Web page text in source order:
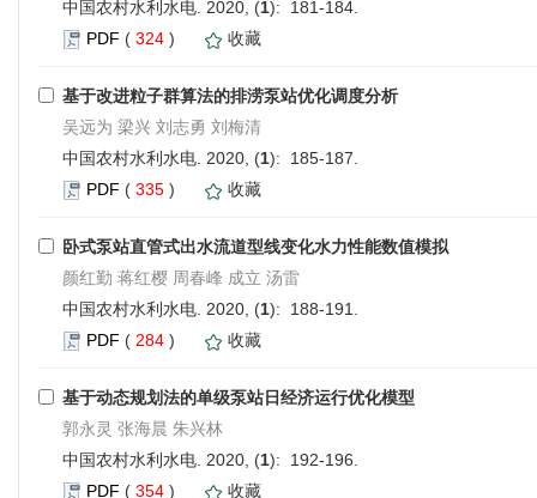
中国农村水利水电. 2020, (1): 181-184.
PDF ( 324 ) 收藏
基于改进粒子群算法的排涝泵站优化调度分析
吴远为 梁兴 刘志勇 刘梅清
中国农村水利水电. 2020, (1): 185-187.
PDF ( 335 ) 收藏
卧式泵站直管式出水流道型线变化水力性能数值模拟
颜红勤 蒋红樱 周春峰 成立 汤雷
中国农村水利水电. 2020, (1): 188-191.
PDF ( 284 ) 收藏
基于动态规划法的单级泵站日经济运行优化模型
郭永灵 张海晨 朱兴林
中国农村水利水电. 2020, (1): 192-196.
PDF ( 354 ) 收藏